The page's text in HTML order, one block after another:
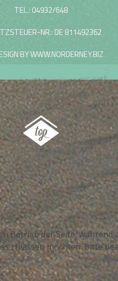
TEL.: 04932/648
NR.: DE 811492362
BY WWW.NORDERNEY.BIZ
Betrieb der Seite,
zulassen möchten. Bitte